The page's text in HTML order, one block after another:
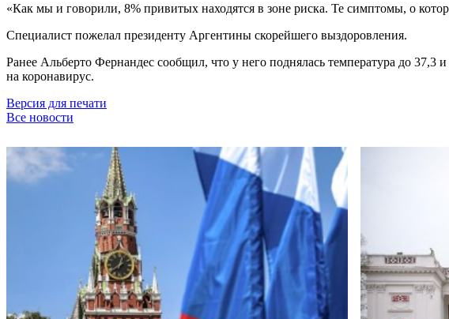
«Как мы и говорили, 8% привитых находятся в зоне риска. Те симптомы, о
Специалист пожелал президенту Аргентины скорейшего выздоровления.
Ранее Альберто Фернандес сообщил, что у него поднялась температура до 37,3
на коронавирус.
Версия для печати
Все новости